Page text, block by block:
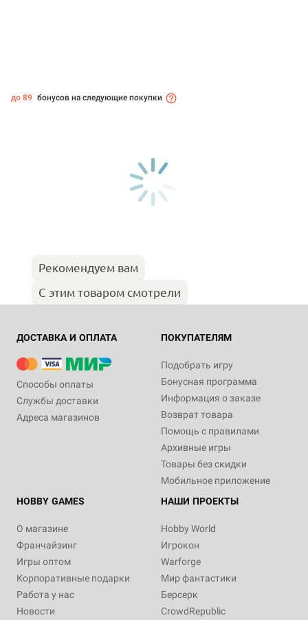
до 89 бонусов на следующие покупки
Рекомендуем вам
С этим товаром смотрели
ДОСТАВКА И ОПЛАТА
Способы оплаты
Службы доставки
Адреса магазинов
ПОКУПАТЕЛЯМ
Подобрать игру
Бонусная программа
Информация о заказе
Возврат товара
Помощь с правилами
Архивные игры
Товары без скидки
Мобильное приложение
HOBBY GAMES
О магазине
Франчайзинг
Игры оптом
Корпоративные подарки
Работа у нас
Новости
НАШИ ПРОЕКТЫ
Hobby World
Игрокон
Warforge
Мир фантастики
Берсерк
CrowdRepublic